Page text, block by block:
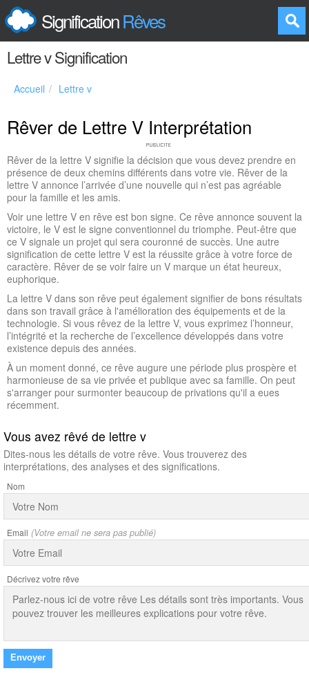
SignificationRêves
Lettre v Signification
Accueil Lettre v
Rêver de Lettre V Interprétation
Rêver de la lettre V signifie la décision que vous devez prendre en
présence de deux chemins différents dans votre vie. Rêver de la
lettre V annonce l’arrivée d’une nouvelle qui n’est pas agréable
pour la famille et les amis.
Voir une lettre V en rêve est bon signe. Ce rêve annonce souvent la
victoire, le V est le signe conventionnel du triomphe. Peut-être que
ce V signale un projet qui sera couronné de succès. Une autre
signification de cette lettre V est la réussite grâce à votre force de
caractère. Rêver de se voir faire un V marque un état heureux,
euphorique.
La lettre V dans son rêve peut également signifier de bons résultats
dans son travail grâce à l'amélioration des équipements et de la
technologie. Si vous rêvez de la lettre V, vous exprimez l’honneur,
l’intégrité et la recherche de l’excellence développés dans votre
existence depuis des années.
À un moment donné, ce rêve augure une période plus prospère et
harmonieuse de sa vie privée et publique avec sa famille. On peut
s'arranger pour surmonter beaucoup de privations qu'il a eues
récemment.
Vous avez rêvé de lettre v
Dites-nous les détails de votre rêve. Vous trouverez des
interprétations, des analyses et des significations.
Nom
Email (Votre email ne sera pas publié)
Décrivez votre rêve
Envoyer